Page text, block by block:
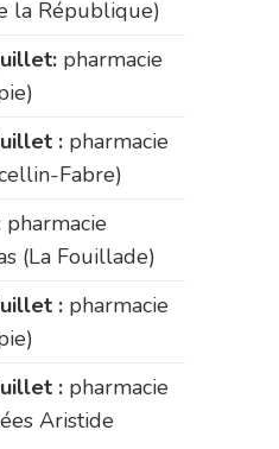
la République)
pharmacie
: pharmacie
Fabre)
pharmacie
(La Fouillade)
: pharmacie
: pharmacie
Aristide